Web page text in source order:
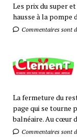
Les prix du super
hausse à la pompe
Commentaires sont
La fermeture du
page qui se tourne
balnéaire. Au cœur
Commentaires sont